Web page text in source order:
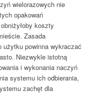
wielorazowych nie
opakowań
koszty
Zasada
użytku powinna wykraczać
Niezwykle istotną
i wykonania naczyń
systemu ich odbierania,
zachęt dla